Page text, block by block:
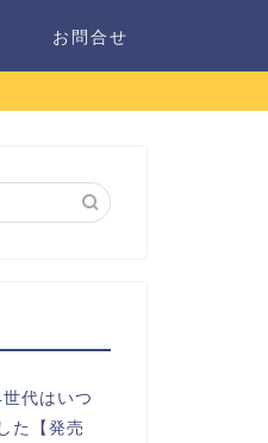
お問合せ
代はいつ
た【発売